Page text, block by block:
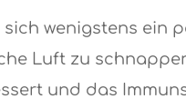
wenigstens ein
Luft zu
und das